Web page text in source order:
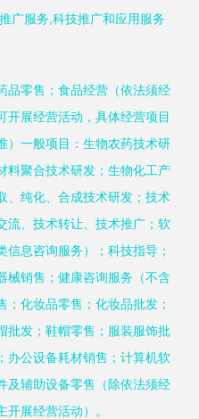
广服务,科技推广和应用服务
品零售；食品经营（依法须经
开展经营活动，具体经营项目
）一般项目：生物农药技术研
料聚合技术研发；生物化工产
、纯化、合成技术研发；技术
流、技术转让、技术推广；软
息咨询服务）；科技指导；
械销售；健康咨询服务（不含
化妆品零售；化妆品批发；
批发；鞋帽零售；服装服饰批
办公设备耗材销售；计算机软
及辅助设备零售（除依法须经
展经营活动）。